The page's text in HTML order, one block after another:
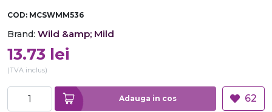
COD: MCSWMM536
Brand: Wild &amp; Mild
13.73 lei
(TVA inclus)
Adauga in cos
62